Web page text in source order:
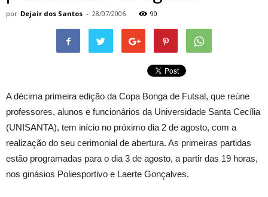
por Dejair dos Santos - 28/07/2006 90
A décima primeira edição da Copa Bonga de Futsal, que reúne
professores, alunos e funcionários da Universidade Santa Cecília
(UNISANTA), tem início no próximo dia 2 de agosto, com a
realização do seu cerimonial de abertura. As primeiras partidas
estão programadas para o dia 3 de agosto, a partir das 19 horas,
nos ginásios Poliesportivo e Laerte Gonçalves.